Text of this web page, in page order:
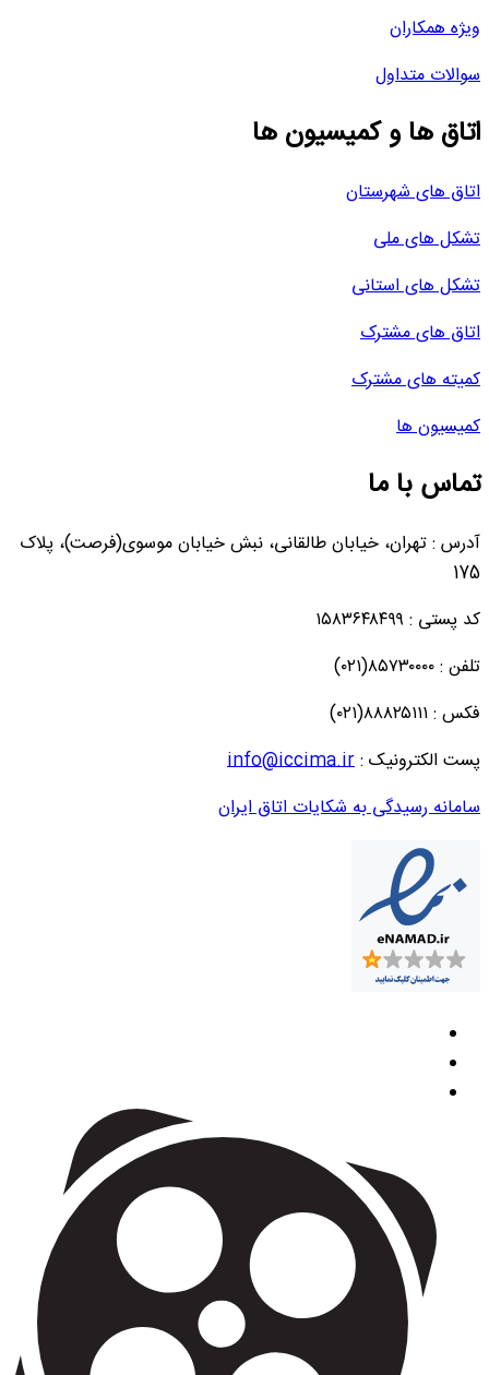
ویژه همکاران
سوالات متداول
اتاق ها و کمیسیون ها
اتاق های شهرستان
تشکل های ملی
تشکل های استانی
اتاق های مشترک
کمیته های مشترک
کمیسیون ها
تماس با ما
آدرس : تهران، خیابان طالقانی، نبش خیابان موسوی(فرصت)، پلاک
175
کد پستی : ۱۵۸۳۶۴۸۴۹۹
تلفن : ۸۵۷۳۰۰۰۰(۰۲۱)
فکس : ۸۸۸۲۵۱۱۱(۰۲۱)
پست الکترونیک :info@iccima.ir
سامانه رسیدگی به شکایات اتاق ایران